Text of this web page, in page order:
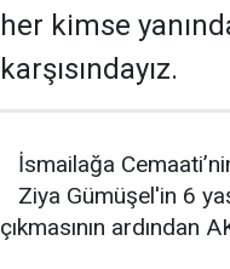
her kimse
karşısındayız.
İsmailağa
Ziya Gümüşel'in 6
çıkmasının ardından